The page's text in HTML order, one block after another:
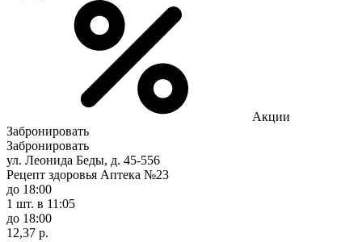
Акции
Забронировать
Забронировать
ул. Леонида Беды, д. 45-556
Рецепт здоровья Аптека №23
до 18:00
1 шт. в 11:05
до 18:00
12,37 р.